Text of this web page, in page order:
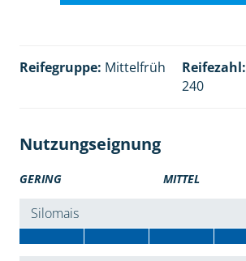
Reifegruppe: Mittelfrüh Reifezahl:
240
Nutzungseignung
GERING MITTEL
Silomais